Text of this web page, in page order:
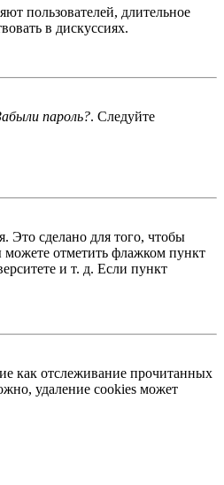
пользователей, длительное
в дискуссиях.
пароль?. Следуйте
Это сделано для того, чтобы
можете отметить флажком пункт
и т. д. Если пункт
как отслеживание прочитанных
удаление cookies может